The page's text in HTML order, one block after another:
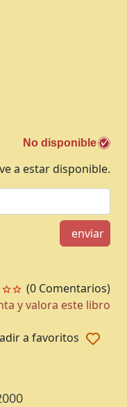
No disponible
a estar disponible.
enviar
(0 Comentarios)
y valora este libro
a favoritos